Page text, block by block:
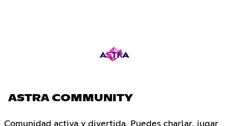
ASTRA COMMUNITY
Comunidad activa y divertida. Puedes charlar, jugar